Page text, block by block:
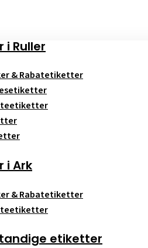
i Ruller
& Rabatetiketter
i Ark
& Rabatetiketter
etiketter